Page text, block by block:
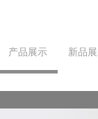
产品展示 新品